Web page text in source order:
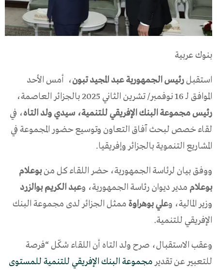
بنوك عربية
استقبلرئيس الجمهورية عبد المجيد تبون، أمس الأحد
الموافق لـ 16 نوفمبر/ تشرين الثاني 2025 بالجزائر العاصمة،
رئيس مجموعة البنك الإفريقي للتنمية، سيدي ولد التاه، في
لقاء خصص لبحث آفاق التعاون وتوسيع حضور المجموعة في
المشاريع التنموية بالجزائر وإفريقيا.
ووفق بيان لرئاسة الجمهورية، حضر اللقاء كل منبوعلام
بوعلام مدير ديوان رئاسة الجمهورية، وعبد الكريم بوالزرد
وزير المالية، وعلي بوهراوة ممثل الجزائر لدى مجموعة البنك
الإفريقي للتنمية.
وعقب الاستقبال، صرح ولد التاه أن اللقاء شكّل “فرصة
للتعبير عن تقدير مجموعة البنك الإفريقي للتنمية للمستوى